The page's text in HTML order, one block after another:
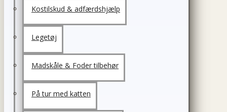
Kostilskud & adfærdshjælp
Legetøj
Madskåle & Foder tilbehør
På tur med katten